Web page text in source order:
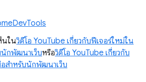
นในวิดีโอ YouTube เกี่ยวกับฟีเจอร์ใหม่ใน
นักพัฒนาเว็บหรือวิดีโอ YouTube เกี่ยวกับ
อสำหรับนักพัฒนาเว็บ